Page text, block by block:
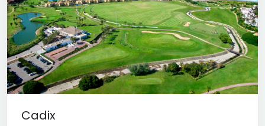
Cadix